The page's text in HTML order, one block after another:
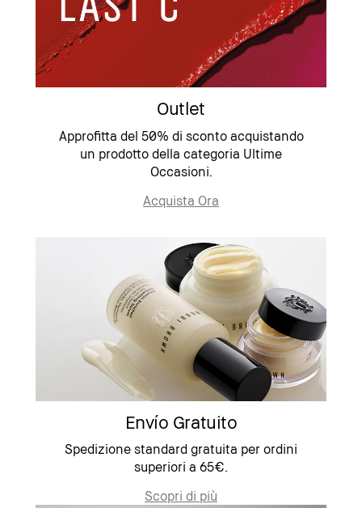
Outlet
Approfitta del 50% di sconto acquistando
un prodotto della categoria Ultime
Occasioni.
Acquista Ora
Envío Gratuito
Spedizione standard gratuita per ordini
superiori a 65€.
Scopri di più